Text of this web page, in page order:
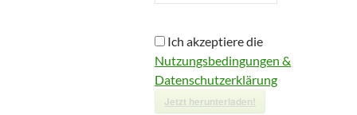
Ich akzeptiere die
Nutzungsbedingungen &
Datenschutzerklärung
Jetzt herunterladen!